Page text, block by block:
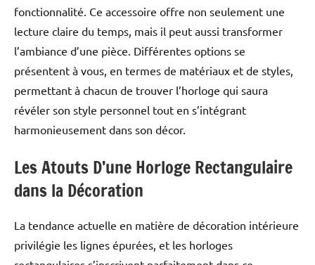
fonctionnalité. Ce accessoire offre non seulement une
lecture claire du temps, mais il peut aussi transformer
l’ambiance d’une pièce. Différentes options se
présentent à vous, en termes de matériaux et de styles,
permettant à chacun de trouver l’horloge qui saura
révéler son style personnel tout en s’intégrant
harmonieusement dans son décor.
Les Atouts D’une Horloge Rectangulaire
dans la Décoration
La tendance actuelle en matière de décoration intérieure
privilégie les lignes épurées, et les horloges